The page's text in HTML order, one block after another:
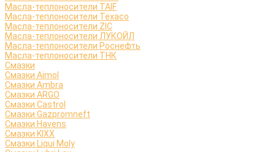
Масла-теплоносители TAIF
Масла-теплоносители Texaco
Масла-теплоносители ZIC
Масла-теплоносители ЛУКОЙЛ
Масла-теплоносители Роснефть
Масла-теплоносители ТНК
Смазки
Смазки Aimol
Смазки Ambra
Смазки ARGO
Смазки Castrol
Смазки Gazpromneft
Смазки Havens
Смазки KIXX
Смазки Liqui Moly